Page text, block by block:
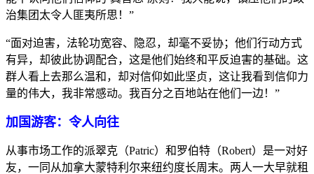
治集团太令人匪夷所思！”
“面对迫害，法轮功宽容、隐忍，却毫不妥协；他们行动方式
有异，却彼此协调配合，这是他们始终和平反迫害的基础。这
群人看上去那么温和，却对信仰如此坚贞，这让我看到信仰力
量的伟大，我非常感动。我百分之百地站在他们一边！”
加国游客：令人向往
从事市场工作的派翠克（Patric）和罗伯特（Robert）是一对好
友，一同从加拿大蒙特利尔来纽约度长周末。两人一大早就租